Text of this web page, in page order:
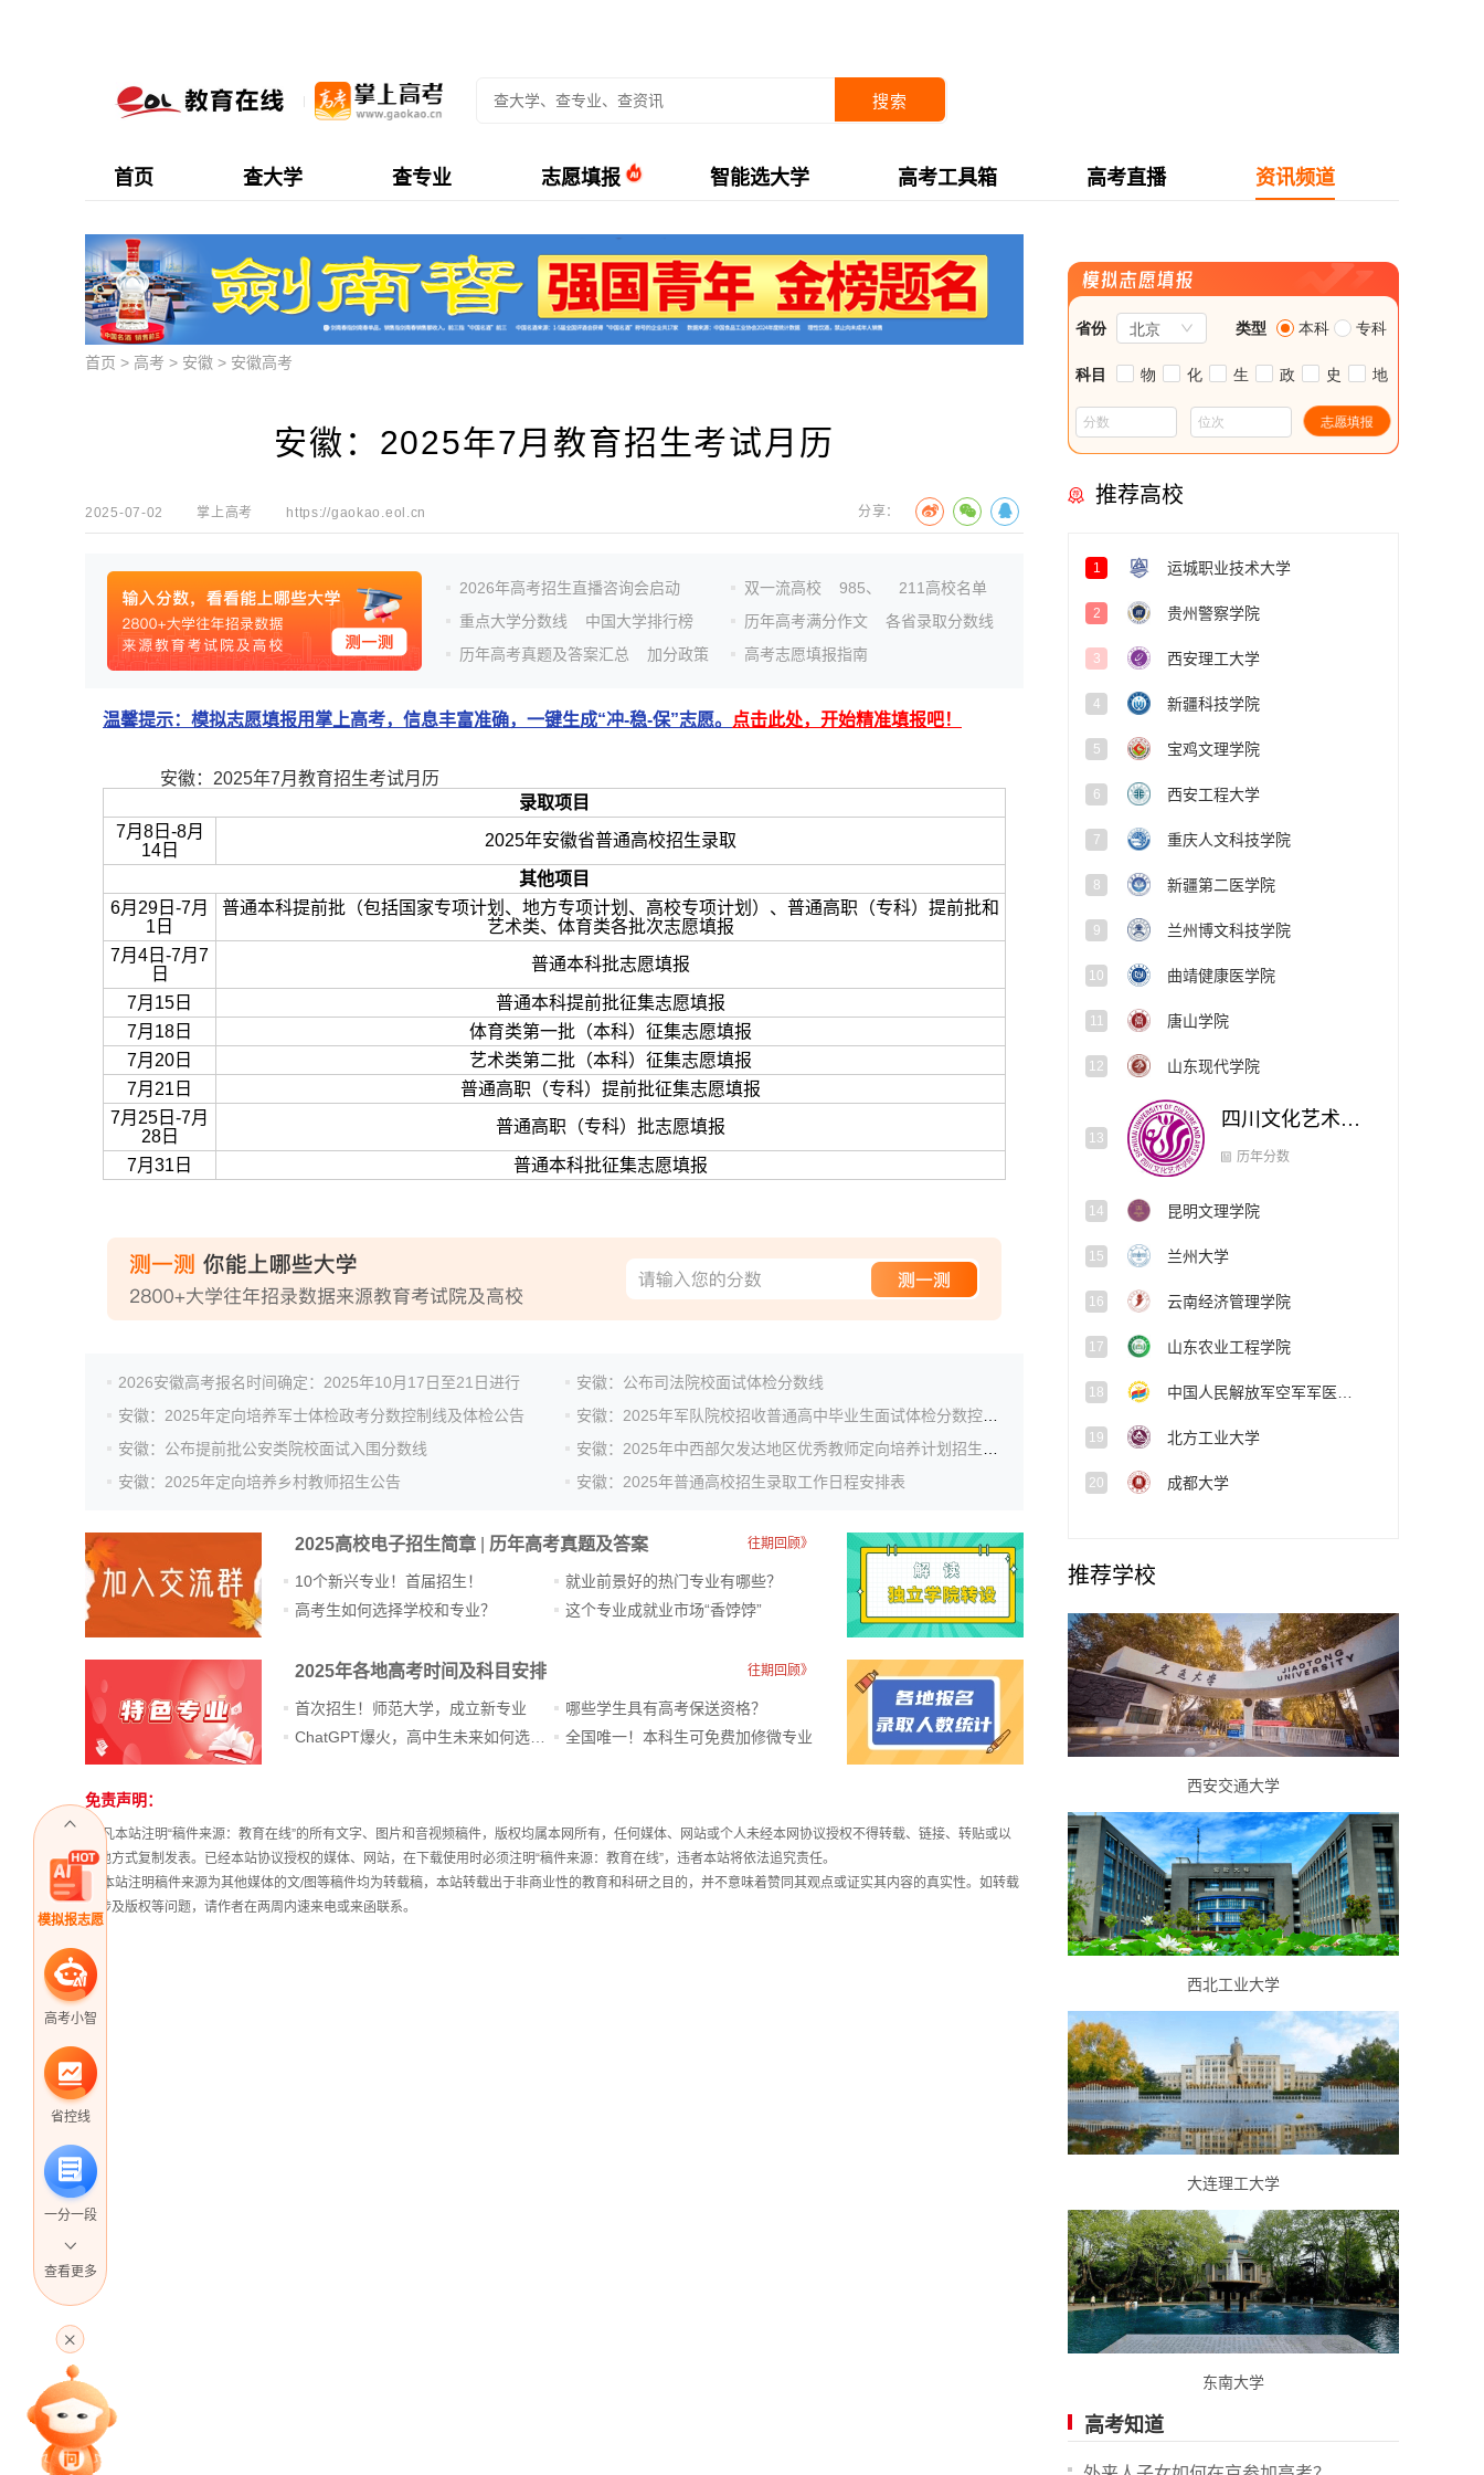
搜索
首页 查大学 查专业 志愿填报 智能选大学 高考工具箱 高考直播 资讯频道
模拟报志愿
高考小智
省控线
一分一段
专家指导课
查看更多
首页 > 高考 > 安徽 > 安徽高考
安徽：2025年7月教育招生考试月历
2025-07-02 掌上高考 https://gaokao.eol.cn 分享：
2026年高考招生直播咨询会启动
重点大学分数线
中国大学排行榜
历年高考真题及答案汇总
加分政策
双一流高校 985、
211高校名单
历年高考满分作文
各省录取分数线
高考志愿填报指南
温馨提示：模拟志愿填报用掌上高考，信息丰富准确，一键生成“冲-稳-保”志愿。 点击此处，开始精准填报吧！
安徽：2025年7月教育招生考试月历
录取项目
7月8日-8月
14日
2025年安徽省普通高校招生录取
其他项目
6月29日-7月
1日
普通本科提前批（包括国家专项计划、地方专项计划、高校专项计划）、普通高职（专科）提前批和
艺术类、体育类各批次志愿填报
7月4日-7月7
日
普通本科批志愿填报
7月15日
普通本科提前批征集志愿填报
7月18日
体育类第一批（本科）征集志愿填报
7月20日
艺术类第二批（本科）征集志愿填报
7月21日
普通高职（专科）提前批征集志愿填报
7月25日-7月
28日
普通高职（专科）批志愿填报
7月31日 普通本科批征集志愿填报
2026安徽高考报名时间确定：2025年10月17日至21日进行
安徽：公布司法院校面试体检分数线
安徽：2025年定向培养军士体检政考分数控制线及体检公告
安徽：公布提前批公安类院校面试入围分数线
安徽：2025年定向培养乡村教师招生公告
安徽：2025年普通高校招生录取工作日程安排表
2025高校电子招生简章 历年高考真题及答案 往期回顾》
10个新兴专业！首届招生！
高考生如何选择学校和专业？
就业前景好的热门专业有哪些？
这个专业成就业市场“香饽饽”​
2025年各地高考时间及科目安排 往期回顾》
首次招生！师范大学，成立新专业
哪些学生具有高考保送资格？
全国唯一！本科生可免费加修微专业
免责声明：
① 凡本站注明“稿件来源：教育在线”的所有文字、图片和音视频稿件，版权均属本网所有，任何媒体、网站或个人未经本网协议授权不得转载、链接、转贴或以
其他方式复制发表。已经本站协议授权的媒体、网站，在下载使用时必须注明“稿件来源：教育在线”，违者本站将依法追究责任。
② 本站注明稿件来源为其他媒体的文/图等稿件均为转载稿，本站转载出于非商业性的教育和科研之目的，并不意味着赞同其观点或证实其内容的真实性。如转载
稿涉及版权等问题，请作者在两周内速来电或来函联系。
推荐高校
1 运城职业技术大学
2 贵州警察学院
3 西安理工大学
4 新疆科技学院
5 宝鸡文理学院
6 西安工程大学
7 重庆人文科技学院
8 新疆第二医学院
9 兰州博文科技学院
10 曲靖健康医学院
11 唐山学院
12 山东现代学院
四川文化艺术学院
昆明文理学院
历年分数
15 兰州大学
16 云南经济管理学院
17 山东农业工程学院
18
19 北方工业大学
20 成都大学
推荐学校
西安交通大学
西北工业大学
大连理工大学
东南大学
高考知道